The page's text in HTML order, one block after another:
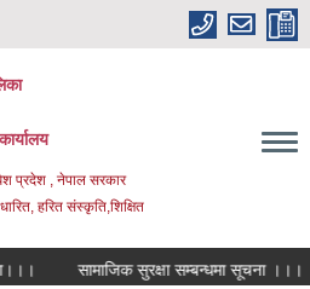
प्रदेश , नेपाल सरकार
हरित संस्कृति,शिक्षित
सामाजिक सुरक्षा सम्बन्धमा सूचना ।।।